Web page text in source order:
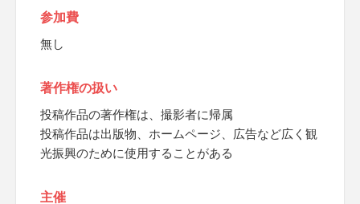
参加費
無し
著作権の扱い
投稿作品の著作権は、撮影者に帰属
投稿作品は出版物、ホームページ、広告など広く観
光振興のために使用することがある
主催